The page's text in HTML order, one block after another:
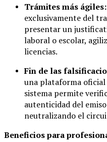
Trámites más ágiles:
exclusivamente del
presentar un
laboral o escolar,
licencias.
Fin de las
una plataforma
sistema permite
autenticidad del
neutralizando el
Beneficios para